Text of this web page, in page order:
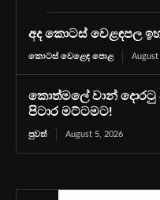
අද කොටස් වෙළඳපල
කොටස් වෙළෙඳ පොළ August
කොත්මලේ වාන් දොරටු
පිටාර මට්ටමට!
පුවත් August 5, 2026